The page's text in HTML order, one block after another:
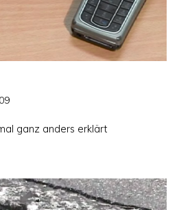
ganz anders erklärt